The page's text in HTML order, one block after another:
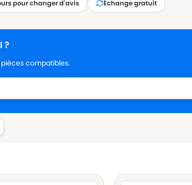
pour changer d'avis Échange gratuit
?
compatibles.